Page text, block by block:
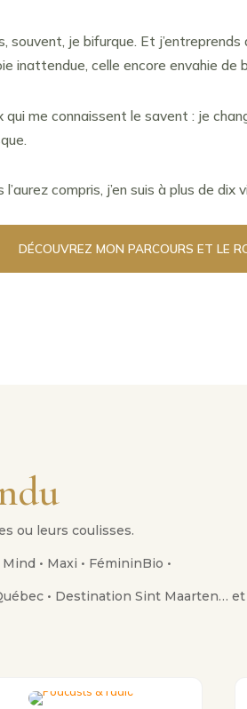
souvent, je bifurque. Et
inattendue, celle encore envahie de
qui me connaissent le savent : je
l’aurez compris, j’en suis à plus de dix
DÉCOUVREZ MON PARCOURS ET LE
ou leurs coulisses.
• Maxi • FémininBio •
• Destination Sint Maarten… et